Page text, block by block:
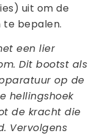
uit om de
bepalen.
een lier
Dit bootst als
op de
hellingshoek
de kracht die
Vervolgens